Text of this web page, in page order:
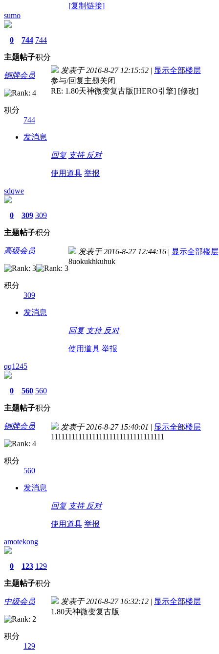
[复制链接]
sumo
0
主题
744
帖子
744
积分
铜牌会员
积分
744
发消息
发表于 2016-8-27 12:15:52 | 显示全部楼层
参与/回复主题关闭
RE: 1.80天神微变复古版[HERO引擎] [修改]
回复 支持 反对
使用道具 举报
sdqwe
0
主题
309
帖子
309
积分
高级会员
积分
309
发消息
发表于 2016-8-27 12:44:16 | 显示全部楼层
8uokukhkuhuk
回复 支持 反对
使用道具 举报
qq1245
0
主题
560
帖子
560
积分
铜牌会员
积分
560
发消息
发表于 2016-8-27 15:40:01 | 显示全部楼层
111111111111111111111111111111111
回复 支持 反对
使用道具 举报
amotekong
0
主题
123
帖子
129
积分
中级会员
积分
129
发表于 2016-8-27 16:32:12 | 显示全部楼层
1.80天神微变复古版